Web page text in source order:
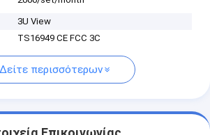
3U View
TS16949 CE FCC 3C
Δείτε περισσότερων